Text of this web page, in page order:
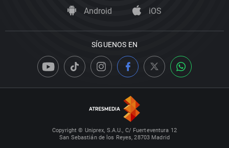
Android iOS
SÍGUENOS EN
Copyright © Uniprex, S.A.U., C/ Fuerteventura 12
San Sebastián de los Reyes, 28703 Madrid